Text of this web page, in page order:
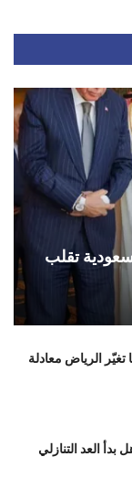
تقلب
الرياض معادلة
العد التنازلي